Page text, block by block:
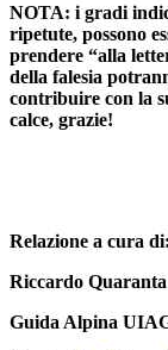
NOTA: i gradi
ripetute, possono
prendere “alla
della falesia
contribuire con la
calce, grazie!
Relazione a cura di:
Riccardo Quaranta
Guida Alpina